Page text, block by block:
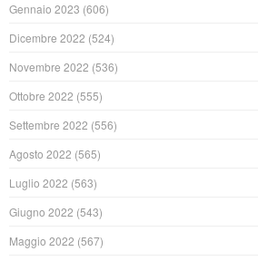
Gennaio 2023 (606)
Dicembre 2022 (524)
Novembre 2022 (536)
Ottobre 2022 (555)
Settembre 2022 (556)
Agosto 2022 (565)
Luglio 2022 (563)
Giugno 2022 (543)
Maggio 2022 (567)